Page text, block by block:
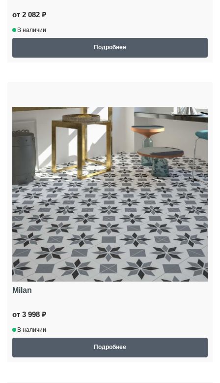
от 2 082 ₽
В наличии
Подробнее
Milan
от 3 998 ₽
В наличии
Подробнее